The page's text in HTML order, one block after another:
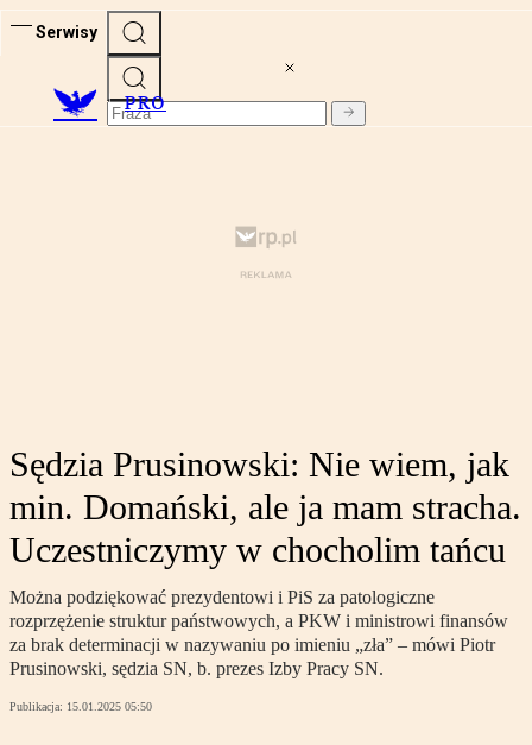
Serwisy
PRO
Sędzia Prusinowski: Nie wiem, jak
min. Domański, ale ja mam stracha.
Uczestniczymy w chocholim tańcu
Można podziękować prezydentowi i PiS za patologiczne
rozprzężenie struktur państwowych, a PKW i ministrowi finansów
za brak determinacji w nazywaniu po imieniu „zła” – mówi Piotr
Prusinowski, sędzia SN, b. prezes Izby Pracy SN.
Publikacja: 15.01.2025 05:50